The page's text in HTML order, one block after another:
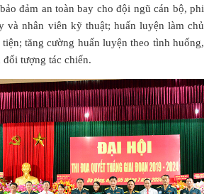
đảm an toàn bay cho đội ngũ cán bộ, phi
và nhân viên kỹ thuật; huấn luyện làm chủ
tăng cường huấn luyện theo tình huống,
đối tượng tác chiến.